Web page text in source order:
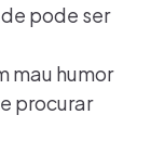
pode ser
mau humor
procurar